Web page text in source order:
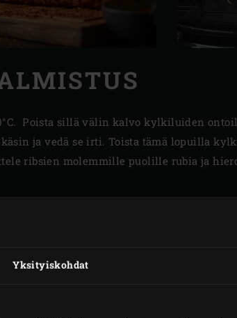
Yksityiskohdat
Poista sillä välin kalvo kylkiluiden
ja vedä se irti. Toista tämä lopuilla
ribsien molemmille puolille rubia ja